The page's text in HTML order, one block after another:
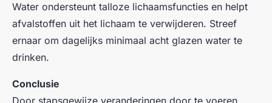
Water ondersteunt talloze lichaamsfuncties en helpt
afvalstoffen uit het lichaam te verwijderen. Streef
ernaar om dagelijks minimaal acht glazen water te
drinken.
Conclusie